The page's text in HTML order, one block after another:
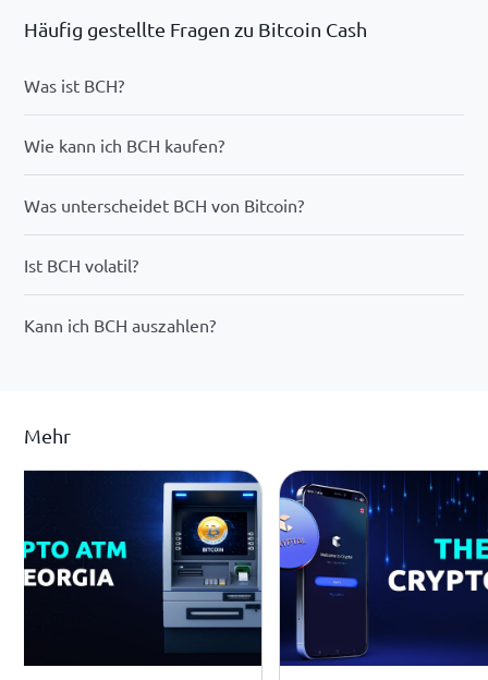
Häufig gestellte Fragen zu Bitcoin Cash
Was ist BCH?
Wie kann ich BCH kaufen?
Was unterscheidet BCH von Bitcoin?
Ist BCH volatil?
Kann ich BCH auszahlen?
Mehr